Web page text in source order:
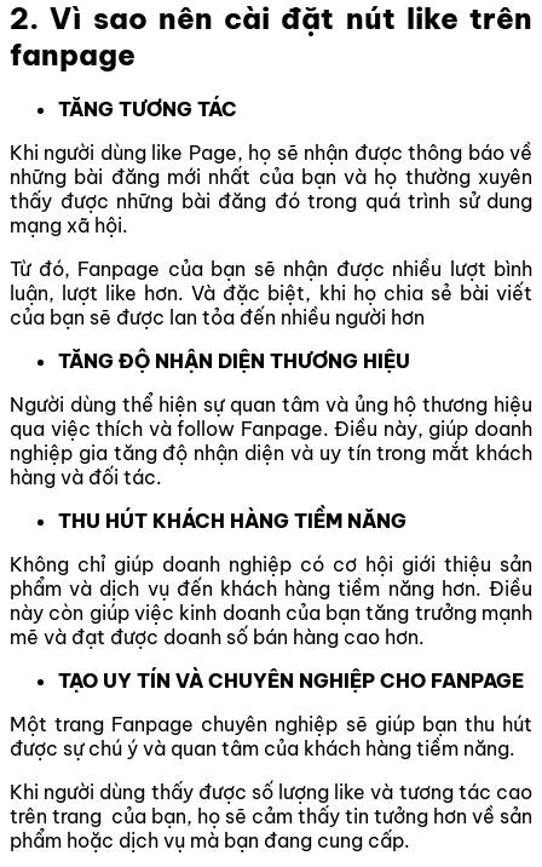
2. Vì sao nên cài đặt nút like trên
fanpage
TĂNG TƯƠNG TÁC
Khi người dùng like Page, họ sẽ nhận được thông báo về
những bài đăng mới nhất của bạn và họ thường xuyên
thấy được những bài đăng đó trong quá trình sử dung
mạng xã hội.
Từ đó, Fanpage của bạn sẽ nhận được nhiều lượt bình
luận, lượt like hơn. Và đặc biệt, khi họ chia sẻ bài viết
của bạn sẽ được lan tỏa đến nhiều người hơn
TĂNG ĐỘ NHẬN DIỆN THƯƠNG HIỆU
Người dùng thể hiện sự quan tâm và ủng hộ thương hiệu
qua việc thích và follow Fanpage. Điều này, giúp doanh
nghiệp gia tăng độ nhận diện và uy tín trong mắt khách
hàng và đối tác.
THU HÚT KHÁCH HÀNG TIỀM NĂNG
Không chỉ giúp doanh nghiệp có cơ hội giới thiệu sản
phẩm và dịch vụ đến khách hàng tiềm năng hơn. Điều
này còn giúp việc kinh doanh của bạn tăng trưởng mạnh
mẽ và đạt được doanh số bán hàng cao hơn.
TẠO UY TÍN VÀ CHUYÊN NGHIỆP CHO FANPAGE
Một trang Fanpage chuyên nghiệp sẽ giúp bạn thu hút
được sự chú ý và quan tâm của khách hàng tiềm năng.
Khi người dùng thấy được số lượng like và tương tác cao
trên trang của bạn, họ sẽ cảm thấy tin tưởng hơn về sản
phẩm hoặc dịch vụ mà bạn đang cung cấp.